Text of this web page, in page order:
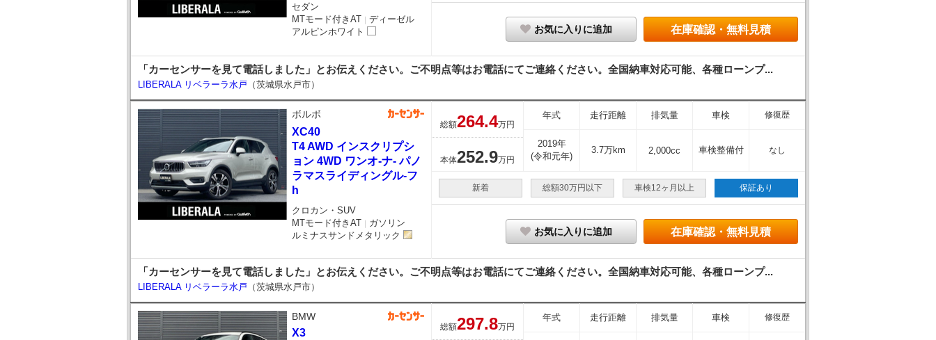
セダン
MTモード付きAT ｜ ディーゼル
アルピンホワイト
在庫確認・無料見積
お気に入りに追加
「カーセンサーを見て電話しました」とお伝えください。ご不明点等はお電話にてご連絡ください。全国納車対応可能、各種ローンプ...
LIBERALA リベラーラ水戸 （茨城県水戸市）
ボルボ
XC40
T4 AWD インスクリプシ
ョン 4WD ワンオ-ナ- パノ
ラマスライディングル-フ
h
クロカン・SUV
MTモード付きAT ｜ ガソリン
ルミナスサンドメタリック
総額264.4万円
本体252.9万円
年式 走行距離 排気量 車検 修復歴
2019年
(令和元年)
3.7万km 2,000cc 車検整備付 なし
新着 総額30万円以下 車検12ヶ月以上 保証あり
在庫確認・無料見積
お気に入りに追加
「カーセンサーを見て電話しました」とお伝えください。ご不明点等はお電話にてご連絡ください。全国納車対応可能、各種ローンプ...
LIBERALA リベラーラ水戸 （茨城県水戸市）
BMW
X3
総額297.8万円
年式 走行距離 排気量 車検 修復歴